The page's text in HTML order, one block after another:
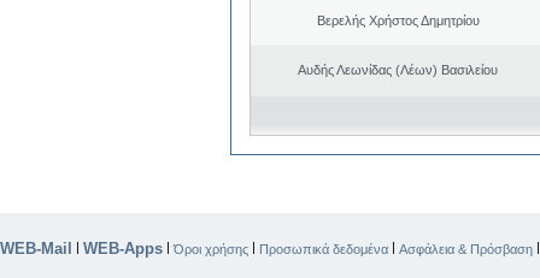
Βερελής Χρήστος Δημητρίου
Αυδής Λεωνίδας (Λέων) Βασιλείου
WEB-Mail | WEB-Apps |Όροι χρήσης | Προσωπικά δεδομένα | Ασφάλεια & Πρόσβαση